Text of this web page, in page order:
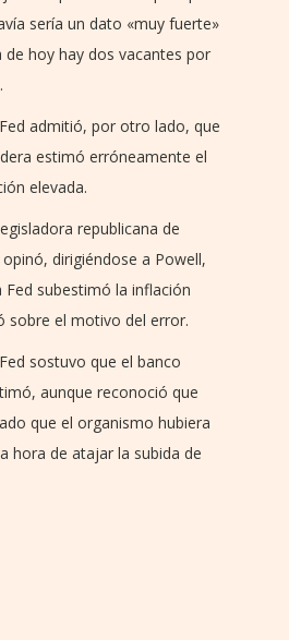
sería un dato «muy fuerte»
de hoy hay dos vacantes por
admitió, por otro lado, que
estimó erróneamente el
elevada.
republicana de
dirigiéndose a Powell,
Fed subestimó la inflación
sobre el motivo del error.
sostuvo que el banco
aunque reconoció que
que el organismo hubiera
hora de atajar la subida de